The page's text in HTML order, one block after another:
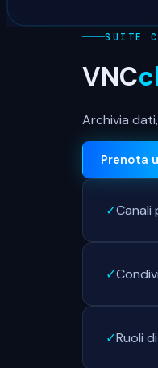
SUITE
VNC
Archivia
Prenota
✓Canali
✓
✓Ruoli